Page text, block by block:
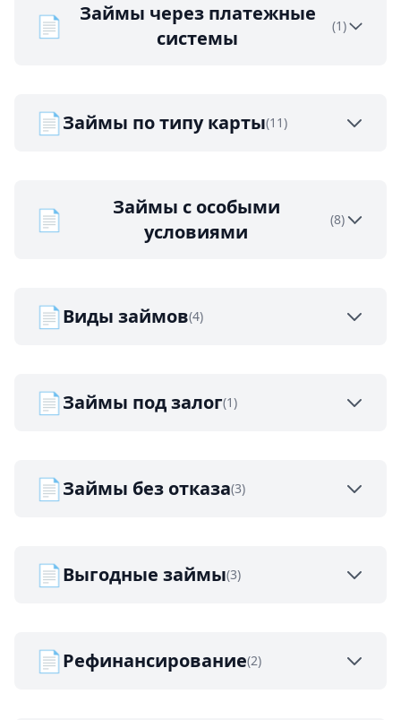
📄
Займы через платежные
системы
(1)
📄Займы по типу карты(11)
📄
Займы с особыми
условиями
(8)
📄Виды займов(4)
📄Займы под залог(1)
📄Займы без отказа(3)
📄Выгодные займы(3)
📄Рефинансирование(2)